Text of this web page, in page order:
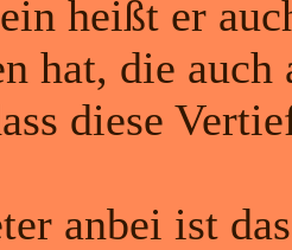
heißt er
hat, die
diese
anbei ist